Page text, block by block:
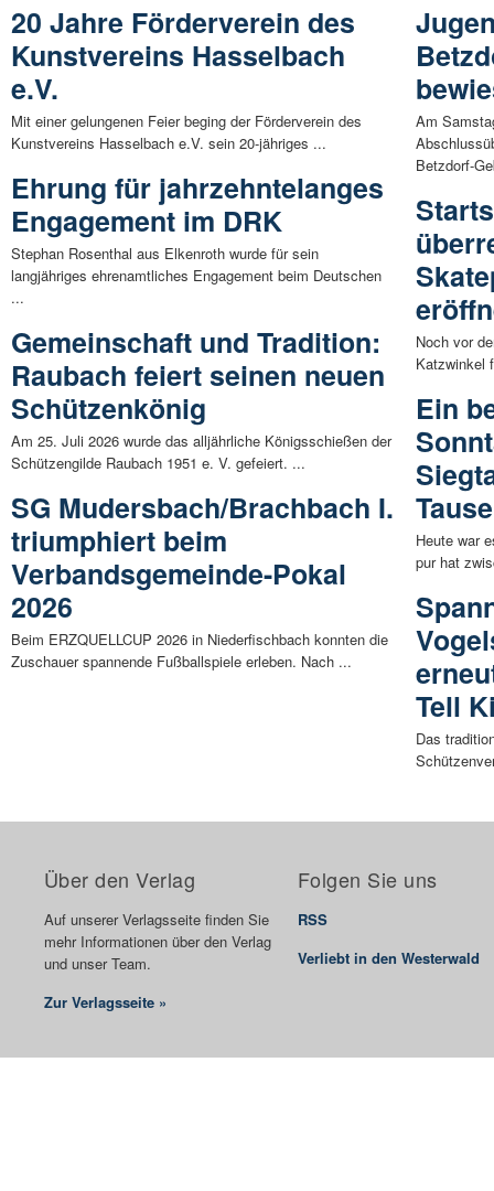
20 Jahre Förderverein des
Kunstvereins Hasselbach
e.V.
Mit einer gelungenen Feier beging der Förderverein des
Kunstvereins Hasselbach e.V. sein 20-jähriges ...
Ehrung für jahrzehntelanges
Engagement im DRK
Stephan Rosenthal aus Elkenroth wurde für sein
langjähriges ehrenamtliches Engagement beim Deutschen
...
Gemeinschaft und Tradition:
Raubach feiert seinen neuen
Schützenkönig
Am 25. Juli 2026 wurde das alljährliche Königsschießen der
Schützengilde Raubach 1951 e. V. gefeiert. ...
SG Mudersbach/Brachbach I.
triumphiert beim
Verbandsgemeinde-Pokal
2026
Beim ERZQUELLCUP 2026 in Niederfischbach konnten die
Zuschauer spannende Fußballspiele erleben. Nach ...
Am
Betzdorf-
Noch vor
Katzwinkel
Ein
Heute war
pur hat
Tell
Das
Über den Verlag
Auf unserer Verlagsseite finden Sie
mehr Informationen über den Verlag
und unser Team.
Zur Verlagsseite »
Folgen Sie uns
RSS
Verliebt in den Westerwald